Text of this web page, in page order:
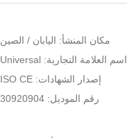
مكان المنشأ: اليابان / الصين
اسم العلامة التجارية: Universal
إصدار الشهادات: ISO CE
رقم الموديل: 30920904